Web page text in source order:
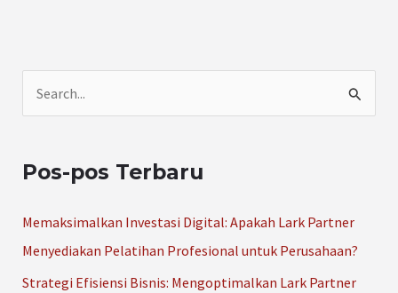
iPos-pos Terbaru
Memaksimalkan Investasi Digital: Apakah Lark Partner
Menyediakan Pelatihan Profesional untuk Perusahaan?
Strategi Efisiensi Bisnis: Mengoptimalkan Lark Partner